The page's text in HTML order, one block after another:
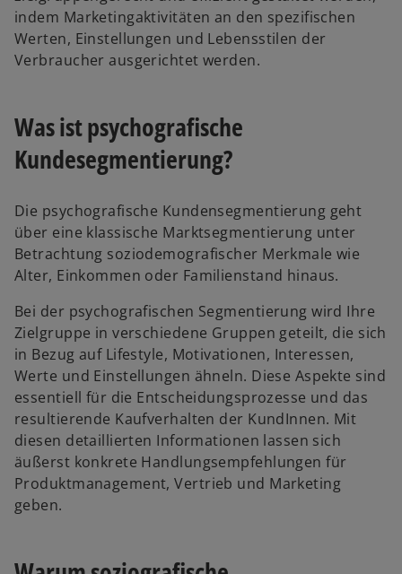
indem Marketingaktivitäten an den spezifischen
Werten, Einstellungen und Lebensstilen der
Verbraucher ausgerichtet werden.
Was ist psychografische
Kundesegmentierung?
Die psychografische Kundensegmentierung geht
über eine klassische Marktsegmentierung unter
Betrachtung soziodemografischer Merkmale wie
Alter, Einkommen oder Familienstand hinaus.
Bei der psychografischen Segmentierung wird Ihre
Zielgruppe in verschiedene Gruppen geteilt, die sich
in Bezug auf Lifestyle, Motivationen, Interessen,
Werte und Einstellungen ähneln. Diese Aspekte sind
essentiell für die Entscheidungsprozesse und das
resultierende Kaufverhalten der KundInnen. Mit
diesen detaillierten Informationen lassen sich
äußerst konkrete Handlungsempfehlungen für
Produktmanagement, Vertrieb und Marketing
geben.